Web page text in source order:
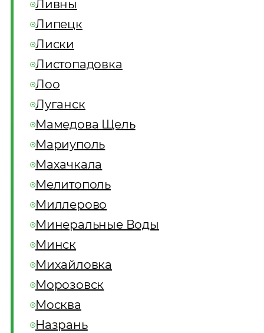
Ливны
Липецк
Лиски
Листопадовка
Лоо
Луганск
Мамедова Щель
Мариуполь
Махачкала
Мелитополь
Миллерово
Минеральные Воды
Минск
Михайловка
Морозовск
Москва
Назрань